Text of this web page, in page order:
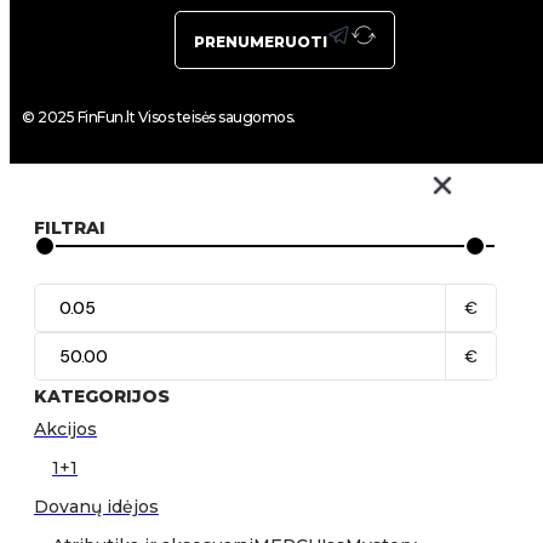
PRENUMERUOTI
© 2025 FinFun.lt Visos teisės saugomos.
FILTRAI
€
€
KATEGORIJOS
Akcijos
1+1
Dovanų idėjos